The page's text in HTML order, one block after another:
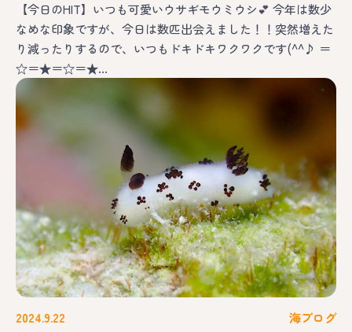
【今日のHIT】いつも可愛いウサギモウミウシ💕 今年は数少
なめな印象ですが、今日は数匹出会えました！！突然増えた
り減ったりするので、いつもドキドキワクワクです(^^♪ ＝
☆＝★＝☆＝★…
2024.9.22 海ブログ